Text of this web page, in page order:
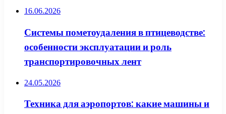
16.06.2026
Системы пометоудаления в птицеводстве:
особенности эксплуатации и роль
транспортировочных лент
24.05.2026
Техника для аэропортов: какие машины и